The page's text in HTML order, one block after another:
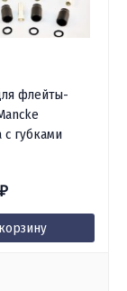
флейты-
губками
₽